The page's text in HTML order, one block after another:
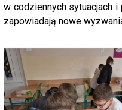
w codziennych sytuacjach i
zapowiadają nowe